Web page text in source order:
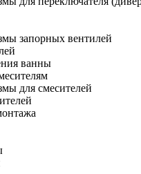
запорных вентилей
ванны
для смесителей